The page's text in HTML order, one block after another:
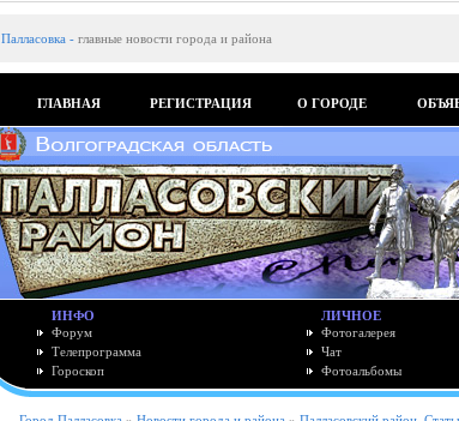
Палласовка - главные новости города и района
ГЛАВНАЯ РЕГИСТРАЦИЯ О ГОРОДЕ
ИНФО
Форум
Телепрограмма
Гороскоп
ЛИЧНОЕ
Фотогалерея
Чат
Фотоальбомы